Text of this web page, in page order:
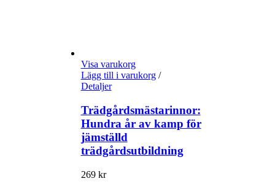
Visa varukorg
Lägg till i varukorg/
Detaljer
Trädgårdsmästarinnor:
Hundra år av kamp för
jämställd
trädgårdsutbildning
269 kr